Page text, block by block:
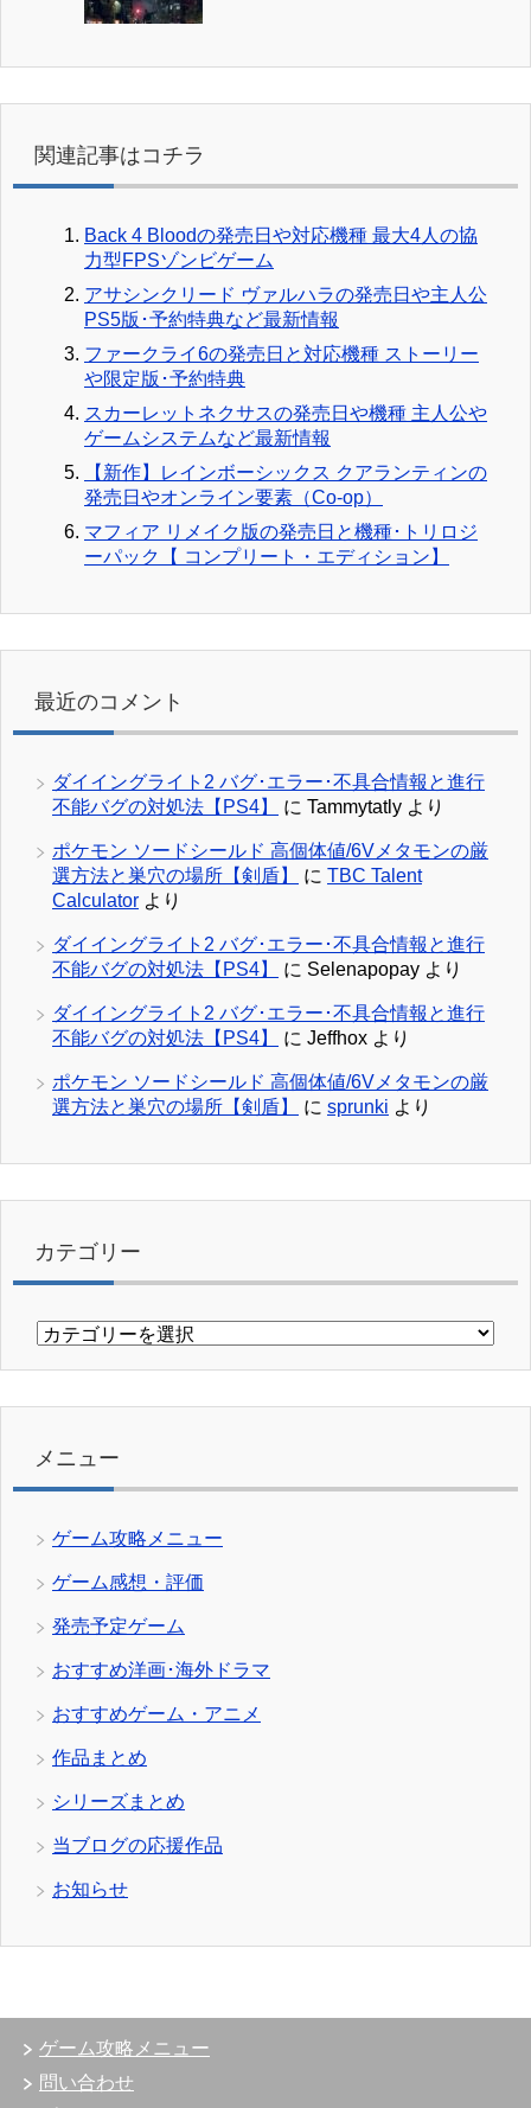
関連記事はコチラ
Back 4 Bloodの発売日や対応機種 最大4人の協
力型FPSゾンビゲーム
アサシンクリード ヴァルハラの発売日や主人公
PS5版･予約特典など最新情報
ファークライ6の発売日と対応機種 ストーリー
や限定版･予約特典
スカーレットネクサスの発売日や機種 主人公や
ゲームシステムなど最新情報
【新作】レインボーシックス クアランティンの
発売日やオンライン要素（Co-op）
マフィア リメイク版の発売日と機種･トリロジ
ーパック【 コンプリート・エディション】
最近のコメント
ダイイングライト2 バグ･エラー･不具合情報と進行
不能バグの対処法【PS4】
に Tammytatly より
ポケモン ソードシールド 高個体値/6Vメタモンの厳
選方法と巣穴の場所【剣盾】
に TBC Talent
Calculator より
ダイイングライト2 バグ･エラー･不具合情報と進行
不能バグの対処法【PS4】
に Selenapopay より
ダイイングライト2 バグ･エラー･不具合情報と進行
不能バグの対処法【PS4】
に Jeffhox より
ポケモン ソードシールド 高個体値/6Vメタモンの厳
選方法と巣穴の場所【剣盾】
に sprunki より
カテゴリー
カ
リ
メニュー
ゲーム攻略メニュー
ゲーム感想・評価
発売予定ゲーム
おすすめ洋画･海外ドラマ
おすすめゲーム・アニメ
作品まとめ
シリーズまとめ
当ブログの応援作品
お知らせ
ゲーム攻略メニュー
問い合わせ